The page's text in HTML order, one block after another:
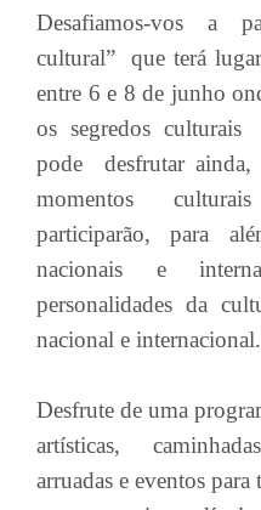
Desafiamos-vos a
cultural” que terá
entre 6 e 8 de junho
os segredos
pode desfrutar
momentos
participarão, para
nacionais e
personalidades da
nacional e internacional.
Desfrute de uma
artísticas,
arruadas e eventos